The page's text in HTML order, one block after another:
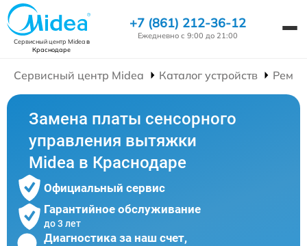
Сервисный центр Mideaв
Краснодаре
+7 (861) 212-36-12
Ежедневно с 9:00 до 21:00
Сервисный центр Midea Каталог устройств
Замена платы сенсорного
управления вытяжки
Midea в Краснодаре
Официальный сервис
Гарантийное обслуживание
до 3 лет
Диагностика за наш счет,